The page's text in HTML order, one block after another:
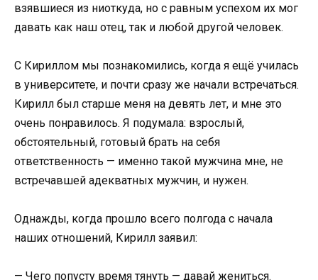
взявшиеся из ниоткуда, но с равным успехом их мог
давать как наш отец, так и любой другой человек.
С Кириллом мы познакомились, когда я ещё училась
в университете, и почти сразу же начали встречаться.
Кирилл был старше меня на девять лет, и мне это
очень понравилось. Я подумала: взрослый,
обстоятельный, готовый брать на себя
ответственность — именно такой мужчина мне, не
встречавшей адекватных мужчин, и нужен.
Однажды, когда прошло всего полгода с начала
наших отношений, Кирилл заявил:
— Чего попусту время тянуть — давай жениться.